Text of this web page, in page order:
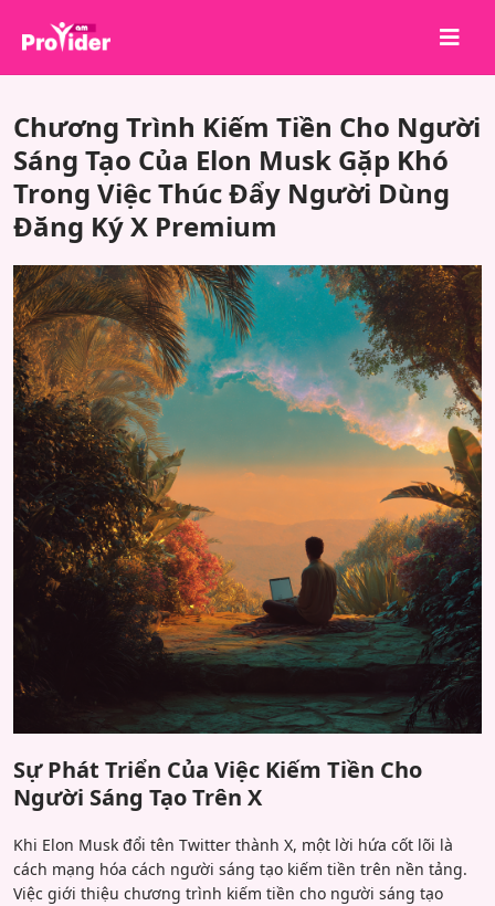
Về chúng tôi
Đăng nhập
Đăng ký
Dịch vụ
API
Điều khoản
Blog
Chương Trình Kiếm Tiền Cho Người
Sáng Tạo Của Elon Musk Gặp Khó
Trong Việc Thúc Đẩy Người Dùng
Đăng Ký X Premium
Sự Phát Triển Của Việc Kiếm Tiền Cho
Người Sáng Tạo Trên X
Khi Elon Musk đổi tên Twitter thành X, một lời hứa cốt lõi là
cách mạng hóa cách người sáng tạo kiếm tiền trên nền tảng.
Việc giới thiệu chương trình kiếm tiền cho người sáng tạo